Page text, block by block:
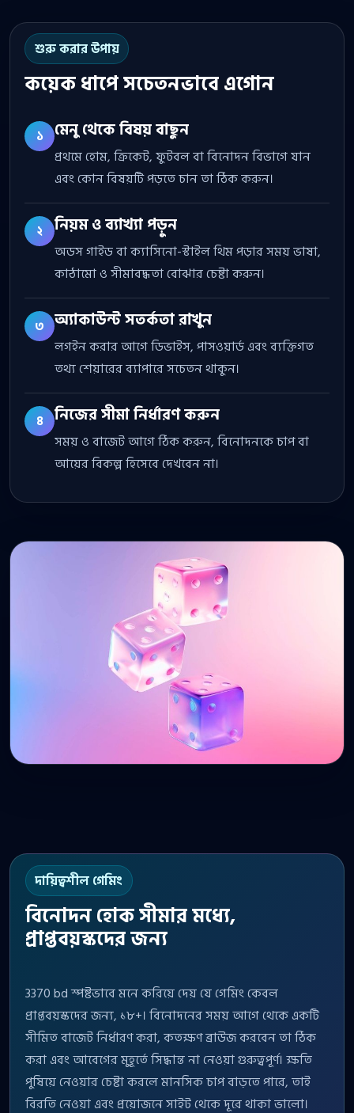
শুরু করার উপায়
কয়েক ধাপে সচেতনভাবে এগোন
১ মেনু থেকে বিষয় বাছুন
প্রথমে হোম, ক্রিকেট, ফুটবল বা বিনোদন বিভাগে যান
এবং কোন বিষয়টি পড়তে চান তা ঠিক করুন।
২ নিয়ম ও ব্যাখ্যা পড়ুন
অডস গাইড বা ক্যাসিনো-স্টাইল থিম পড়ার সময় ভাষা,
কাঠামো ও সীমাবদ্ধতা বোঝার চেষ্টা করুন।
৩ অ্যাকাউন্ট সতর্কতা রাখুন
লগইন করার আগে ডিভাইস, পাসওয়ার্ড এবং ব্যক্তিগত
তথ্য শেয়ারের ব্যাপারে সচেতন থাকুন।
৪ নিজের সীমা নির্ধারণ করুন
সময় ও বাজেট আগে ঠিক করুন, বিনোদনকে চাপ বা
আয়ের বিকল্প হিসেবে দেখবেন না।
দায়িত্বশীল গেমিং
বিনোদন হোক সীমার মধ্যে,
প্রাপ্তবয়স্কদের জন্য
3370 bd স্পষ্টভাবে মনে করিয়ে দেয় যে গেমিং কেবল
প্রাপ্তবয়স্কদের জন্য, ১৮+। বিনোদনের সময় আগে থেকে একটি
সীমিত বাজেট নির্ধারণ করা, কতক্ষণ ব্রাউজ করবেন তা ঠিক
করা এবং আবেগের মুহূর্তে সিদ্ধান্ত না নেওয়া গুরুত্বপূর্ণ। ক্ষতি
পুষিয়ে নেওয়ার চেষ্টা করলে মানসিক চাপ বাড়তে পারে, তাই
বিরতি নেওয়া এবং প্রয়োজনে সাইট থেকে দূরে থাকা ভালো।